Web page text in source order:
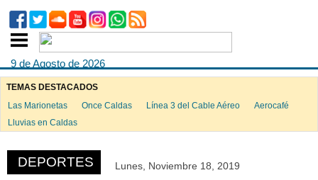
9 de Agosto de 2026
TEMAS DESTACADOS
Las Marionetas
Once Caldas Línea 3 del Cable Aéreo
Aerocafé
Lluvias en Caldas
DEPORTES Lunes, Noviembre 18, 2019